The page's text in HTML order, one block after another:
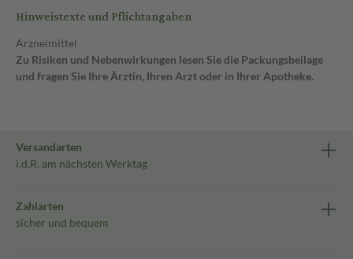
Hinweistexte und Pflichtangaben
Arzneimittel
Zu Risiken und Nebenwirkungen lesen Sie die Packungsbeilage
und fragen Sie Ihre Ärztin, Ihren Arzt oder in Ihrer Apotheke.
Versandarten
i.d.R. am nächsten Werktag
Zahlarten
sicher und bequem